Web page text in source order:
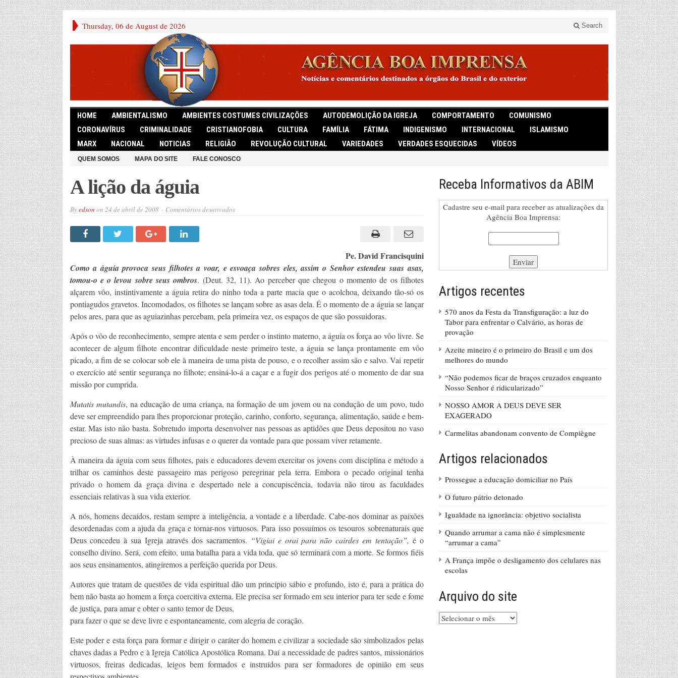
Thursday, 06 de August de 2026 Search
HOME AMBIENTALISMO AMBIENTES COSTUMES CIVILIZAÇÕES AUTODEMOLIÇÃO DA IGREJA COMPORTAMENTO
COMUNISMO
CORONAVÍRUS
CRIMINALIDADE CRISTIANOFOBIA CULTURA FAMÍLIA FÁTIMA INDIGENISMO INTERNACIONAL
ISLAMISMO
MARX
NACIONAL NOTICIAS RELIGIÃO REVOLUÇÃO CULTURAL VARIEDADES VERDADES ESQUECIDAS VÍDEOS
QUEM SOMOS MAPA DO SITE FALE CONOSCO
A lição da águia
Byedson on 24 de abril de 2008 Comentários desativadosem
Pe. David Francisquini
Como a águia provoca seus filhotes a voar, e esvoaça sobres eles, assim o Senhor estendeu suas asas,
tomou-o e o levou sobre seus ombros. (Deut. 32, 11). Ao perceber que chegou o momento de os filhotes
alçarem vôo, instintivamente a águia retira do ninho toda a parte macia que o acolchoa, deixando tão-só os
pontiagudos gravetos. Incomodados, os filhotes se lançam sobre as asas dela. É o momento de a águia se lançar
pelos ares, para que as aguiazinhas percebam, pela primeira vez, os espaços de que são possuidoras.
Após o vôo de reconhecimento, sempre atenta e sem perder o instinto materno, a águia os força ao vôo livre. Se
acontecer de algum filhote encontrar dificuldade neste primeiro teste, a águia se lança prontamente em vôo
picado, a fim de se colocar sob ele à maneira de uma pista de pouso, e o recolher assim são e salvo. Vai repetir
o exercício até sentir segurança no filhote; ensiná-lo-á a caçar e a fugir dos perigos até o momento de dar sua
missão por cumprida.
Mutatis mutandis, na educação de uma criança, na formação de um jovem ou na condução de um povo, tudo
deve ser empreendido para lhes proporcionar proteção, carinho, conforto, segurança, alimentação, saúde e bem-
estar. Mas isto não basta. Sobretudo importa desenvolver nas pessoas as aptidões que Deus depositou no vaso
precioso de suas almas: as virtudes infusas e o querer da vontade para que possam viver retamente.
À maneira da águia com seus filhotes, pais e educadores devem exercitar os jovens com disciplina e método a
trilhar os caminhos deste passageiro mas perigoso peregrinar pela terra. Embora o pecado original tenha
privado o homem da graça divina e despertado nele a concupiscência, todavia não tirou as faculdades
essenciais relativas à sua vida exterior.
A nós, homens decaídos, restam sempre a inteligência, a vontade e a liberdade. Cabe-nos dominar as paixões
desordenadas com a ajuda da graça e tornar-nos virtuosos. Para isso possuímos os tesouros sobrenaturais que
Deus concedeu à sua Igreja através dos sacramentos. “Vigiai e orai para não cairdes em tentação”, é o
conselho divino. Será, com efeito, uma batalha para a vida toda, que só terminará com a morte. Se formos fiéis
aos seus ensinamentos, atingiremos a perfeição querida por Deus.
Autores que tratam de questões de vida espiritual dão um princípio sábio e profundo, isto é, para a prática do
bem não basta ao homem a força coercitiva externa. Ele precisa ser formado em seu interior para ter sede e fome
de justiça, para amar e obter o santo temor de Deus,
para fazer o que se deve livre e espontaneamente, com alegria de coração.
Este poder e esta força para formar e dirigir o caráter do homem e civilizar a sociedade são simbolizados pelas
chaves dadas a Pedro e à Igreja Católica Apostólica Romana. Daí a necessidade de padres santos, missionários
virtuosos, freiras dedicadas, leigos bem formados e instruídos para ser formadores de opinião em seus
Receba Informativos da ABIM
Cadastre seu e-mail para receber as atualizações da
Agência Boa Imprensa:
Artigos recentes
570 anos da Festa da Transfiguração: a luz do
Tabor para enfrentar o Calvário, as horas de
provação
Azeite mineiro é o primeiro do Brasil e um dos
melhores do mundo
“Não podemos ficar de braços cruzados enquanto
Nosso Senhor é ridicularizado”
NOSSO AMOR A DEUS DEVE SER
EXAGERADO
Carmelitas abandonam convento de Compiègne
Artigos relacionados
Prossegue a educação domiciliar no País
O futuro pátrio detonado
Igualdade na ignorância: objetivo socialista
Quando arrumar a cama não é simplesmente
“arrumar a cama”
A França impõe o desligamento dos celulares nas
escolas
Arquivo do site
Arquivo
do